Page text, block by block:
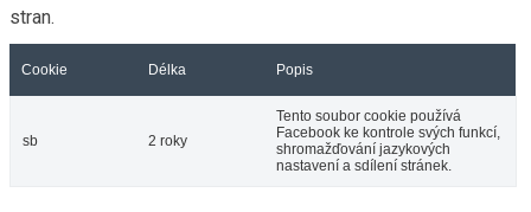
stran.
Cookie Délka Popis
sb 2 roky
Tento soubor cookie používá
Facebook ke kontrole svých funkcí,
shromažďování jazykových
nastavení a sdílení stránek.